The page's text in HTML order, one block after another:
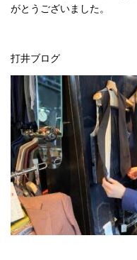
がとうございました。
打井ブログ